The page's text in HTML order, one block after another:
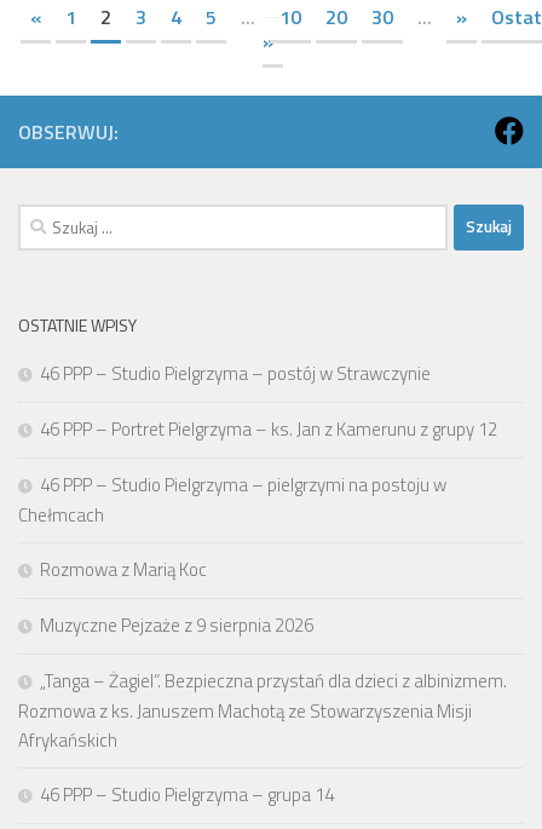
« 1 2 3 4 5 ... 10 20 30 ... »
»
OBSERWUJ:
Szukaj:
OSTATNIE WPISY
46 PPP – Studio Pielgrzyma – postój w Strawczynie
46 PPP – Portret Pielgrzyma – ks. Jan z Kamerunu z grupy 12
46 PPP – Studio Pielgrzyma – pielgrzymi na postoju w
Chełmcach
Rozmowa z Marią Koc
Muzyczne Pejzaże z 9 sierpnia 2026
„Tanga – Żagiel”. Bezpieczna przystań dla dzieci z albinizmem.
Rozmowa z ks. Januszem Machotą ze Stowarzyszenia Misji
Afrykańskich
46 PPP – Studio Pielgrzyma – grupa 14